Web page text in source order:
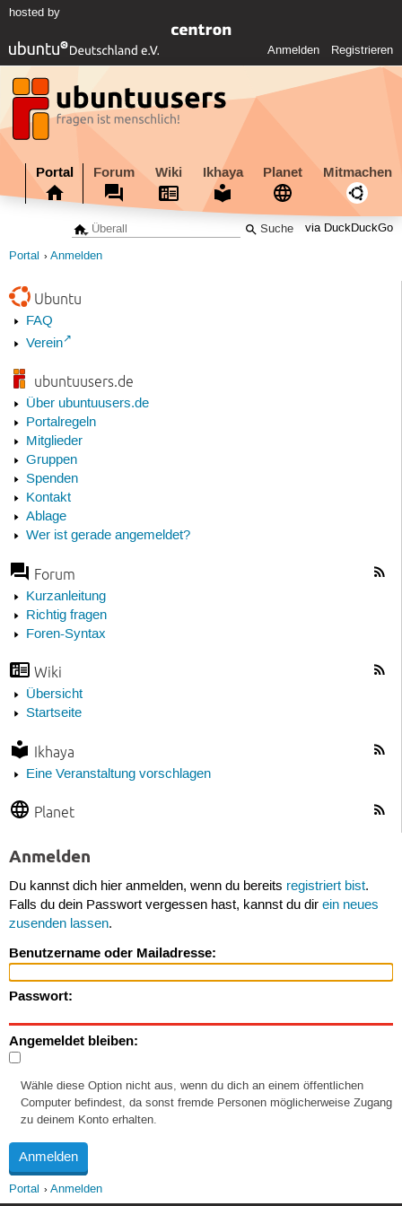
hosted by
Anmelden Registrieren
Portal Forum Wiki Ikhaya Planet Mitmachen
via DuckDuckGo
Portal Anmelden
Ubuntu
FAQ
Verein
ubuntuusers.de
Über ubuntuusers.de
Portalregeln
Mitglieder
Gruppen
Spenden
Kontakt
Ablage
Wer ist gerade angemeldet?
Forum
Kurzanleitung
Richtig fragen
Foren-Syntax
Wiki
Übersicht
Startseite
Ikhaya
Eine Veranstaltung vorschlagen
Planet
Anmelden
Du kannst dich hier anmelden, wenn du bereits registriert bist.
Falls du dein Passwort vergessen hast, kannst du dir ein neues
zusenden lassen.
Benutzername oder Mailadresse:
Passwort:
Angemeldet bleiben:
Wähle diese Option nicht aus, wenn du dich an einem öffentlichen
Computer befindest, da sonst fremde Personen möglicherweise Zugang
zu deinem Konto erhalten.
Portal Anmelden